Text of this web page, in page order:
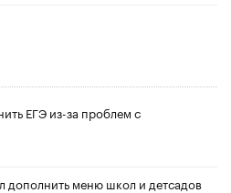
ЕГЭ из-за проблем с
дополнить меню школ и детсадов